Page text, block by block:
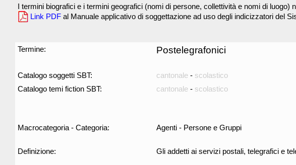
I termini biografici e i termini geografici (nomi di persone, collettività e nomi di luogo)
Link PDF al Manuale applicativo di soggettazione ad uso degli indicizzatori del
Termine: Postelegrafonici
Catalogo soggetti SBT: cantonale - scolastico
Catalogo temi fiction SBT:
cantonale - scolastico
Macrocategoria - Categoria: Agenti - Persone e Gruppi
Definizione: Gli addetti ai servizi postali, telegrafici e